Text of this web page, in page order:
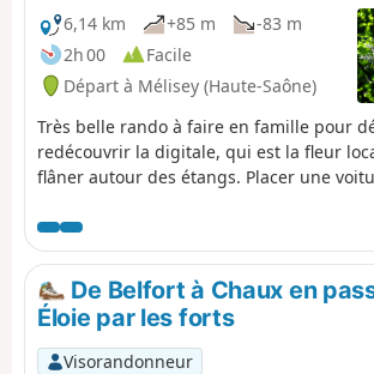
bois, plaines agricoles et villages plus
dont celui de Bourogne et ces
de la randonnée est la partie la plus
parcours avec la traversée de la pelouse
Bourogne et la marche le long du Canal
Rhin.
6,14 km
+85 m
-83 m
2h 00
Facile
Départ à Mélisey (Haute-Saône)
Très belle rando à faire en famille pour
redécouvrir la digitale, qui est la fleur
flâner autour des étangs. Placer une
terminer la boucle par 1,5 km de route
inintéressante et décevante par rapport
retours de plusieurs visorandonneurs
chemins peu marqués, difficiles à trouver
abandonnés.
De Belfort à Chaux en
Éloie par les forts
Visorandonneur